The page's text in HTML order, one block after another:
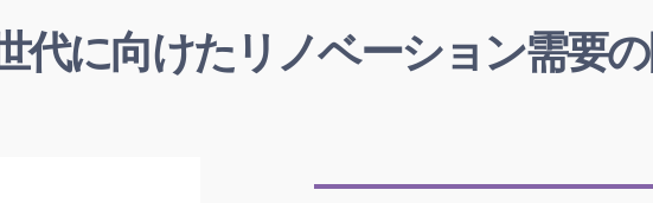
代に向けたリノベーション需要